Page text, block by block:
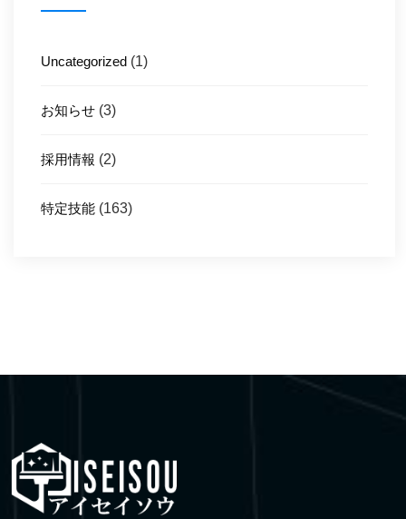
Uncategorized (1)
お知らせ (3)
採用情報 (2)
特定技能 (163)